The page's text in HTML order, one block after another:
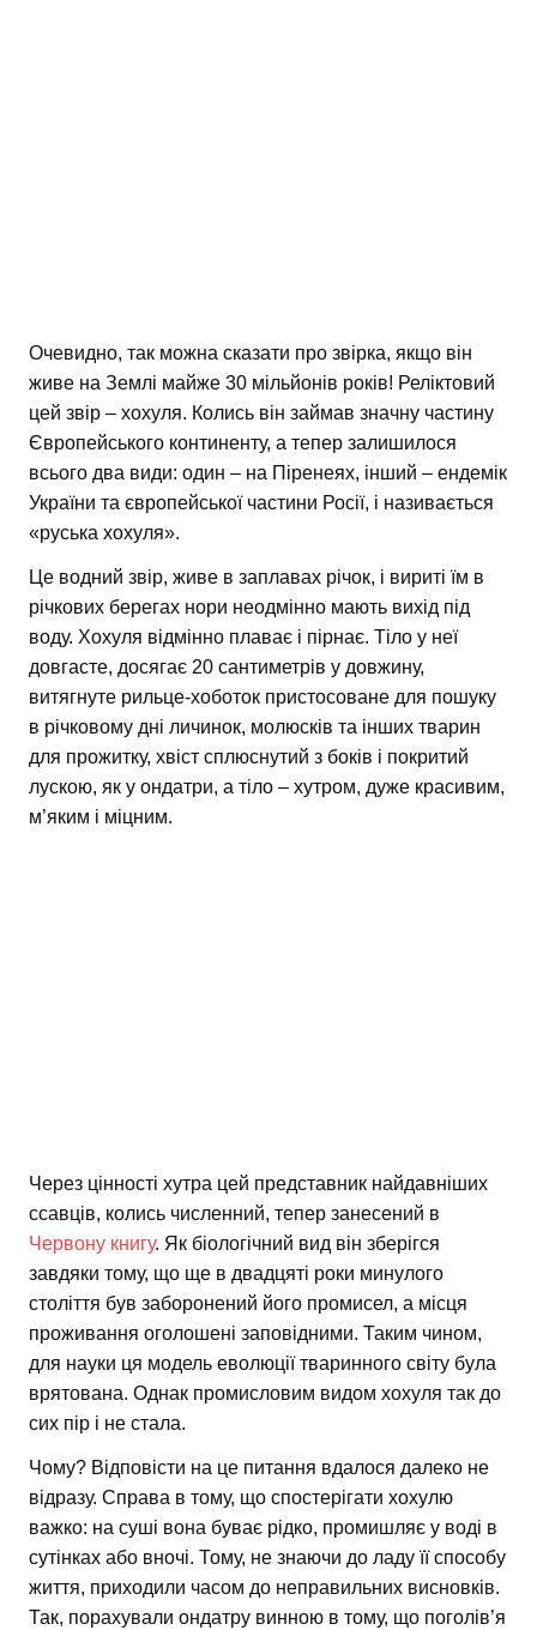
Очевидно, так можна сказати про звірка, якщо він
живе на Землі майже 30 мільйонів років! Реліктовий
цей звір – хохуля. Колись він займав значну частину
Європейського континенту, а тепер залишилося
всього два види: один – на Піренеях, інший – ендемік
України та європейської частини Росії, і називається
«руська хохуля».
Це водний звір, живе в заплавах річок, і вириті їм в
річкових берегах нори неодмінно мають вихід під
воду. Хохуля відмінно плаває і пірнає. Тіло у неї
довгасте, досягає 20 сантиметрів у довжину,
витягнуте рильце-хоботок пристосоване для пошуку
в річковому дні личинок, молюсків та інших тварин
для прожитку, хвіст сплюснутий з боків і покритий
лускою, як у ондатри, а тіло – хутром, дуже красивим,
м’яким і міцним.
Через цінності хутра цей представник найдавніших
ссавців, колись численний, тепер занесений в
Червону книгу. Як біологічний вид він зберігся
завдяки тому, що ще в двадцяті роки минулого
століття був заборонений його промисел, а місця
проживання оголошені заповідними. Таким чином,
для науки ця модель еволюції тваринного світу була
врятована. Однак промисловим видом хохуля так до
сих пір і не стала.
Чому? Відповісти на це питання вдалося далеко не
відразу. Справа в тому, що спостерігати хохулю
важко: на суші вона буває рідко, промишляє у воді в
сутінках або вночі. Тому, не знаючи до ладу її способу
життя, приходили часом до неправильних висновків.
Так, порахували ондатру винною в тому, що поголів’я